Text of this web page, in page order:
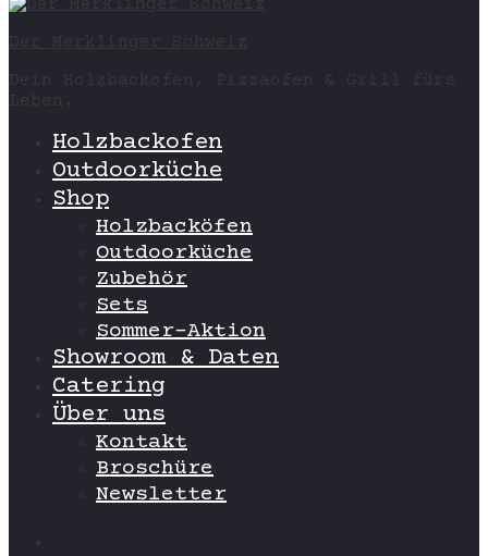
Holzbackofen
Outdoorküche
Shop
Holzbacköfen
Outdoorküche
Zubehör
Sets
Sommer-Aktion
Showroom & Daten
Catering
Über uns
Kontakt
Broschüre
Newsletter